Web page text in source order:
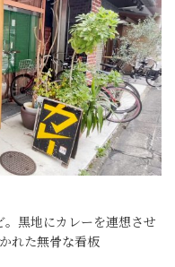
黒地にカレーを連想させ
れた無骨な看板